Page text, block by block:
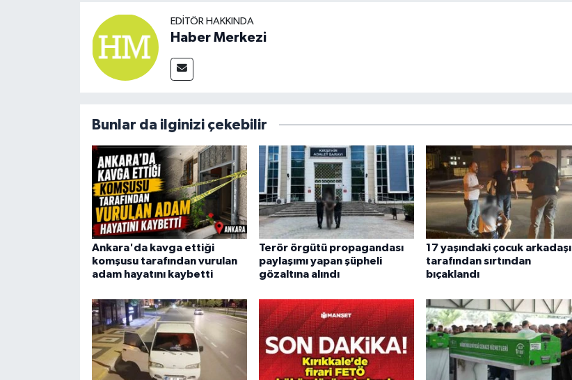
EDITÖR HAKKINDA
Haber Merkezi
Bunlar da ilginizi çekebilir
Ankara'da kavga ettiği
komşusu tarafından vurulan
adam hayatını kaybetti
Terör örgütü propagandası
paylaşımı yapan şüpheli
gözaltına alındı
17 yaşındaki çocuk arkadaşı
tarafından sırtından
bıçaklandı